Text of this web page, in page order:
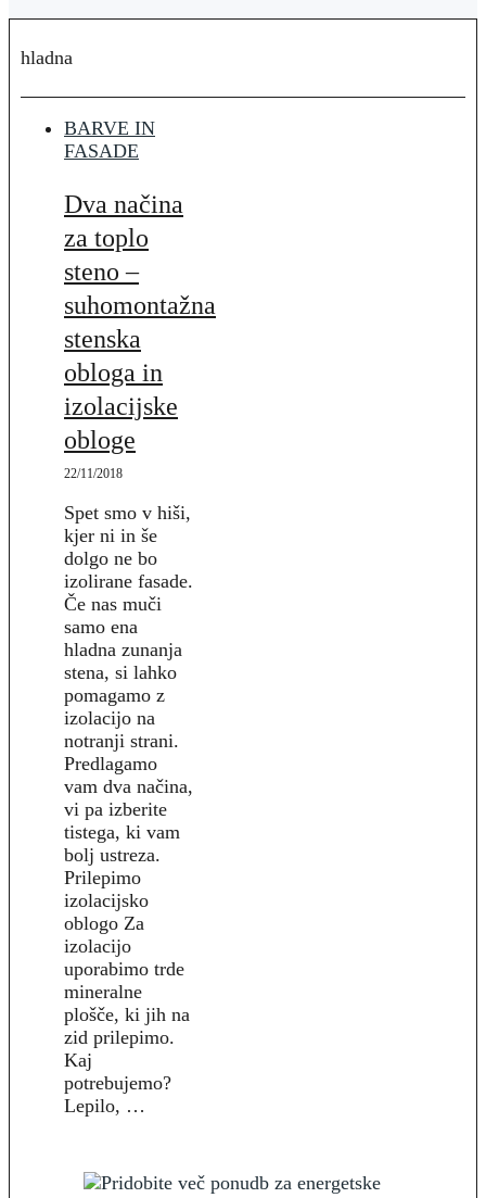
hladna
BARVE IN
FASADE
Dva načina
za toplo
steno –
suhomontažna
stenska
obloga in
izolacijske
obloge
22/11/2018
Spet smo v hiši,
kjer ni in še
dolgo ne bo
izolirane fasade.
Če nas muči
samo ena
hladna zunanja
stena, si lahko
pomagamo z
izolacijo na
notranji strani.
Predlagamo
vam dva načina,
vi pa izberite
tistega, ki vam
bolj ustreza.
Prilepimo
izolacijsko
oblogo Za
izolacijo
uporabimo trde
mineralne
plošče, ki jih na
zid prilepimo.
Kaj
potrebujemo?
Lepilo, …